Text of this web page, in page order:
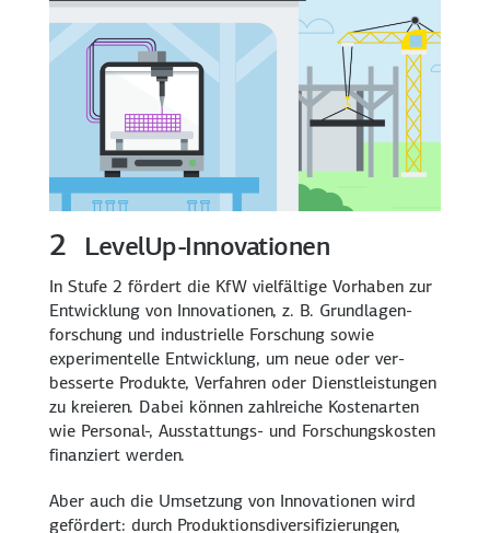
2 LevelUp-Innovationen
In Stufe 2 fördert die KfW vielfältige Vorhaben zur
Entwicklung von Inno­vationen, z. B. Grund­lagen­
forschung und industrielle Forschung sowie
experimentelle Ent­wicklung, um neue oder ver­
besserte Produkte, Verfahren oder Dienst­leistungen
zu kreieren. Dabei können zahlreiche Kosten­arten
wie Personal-, Ausstattungs- und Forschungs­kosten
finanziert werden.
Aber auch die Umsetzung von Inno­vationen wird
gefördert: durch Produktions­diversifizierungen,